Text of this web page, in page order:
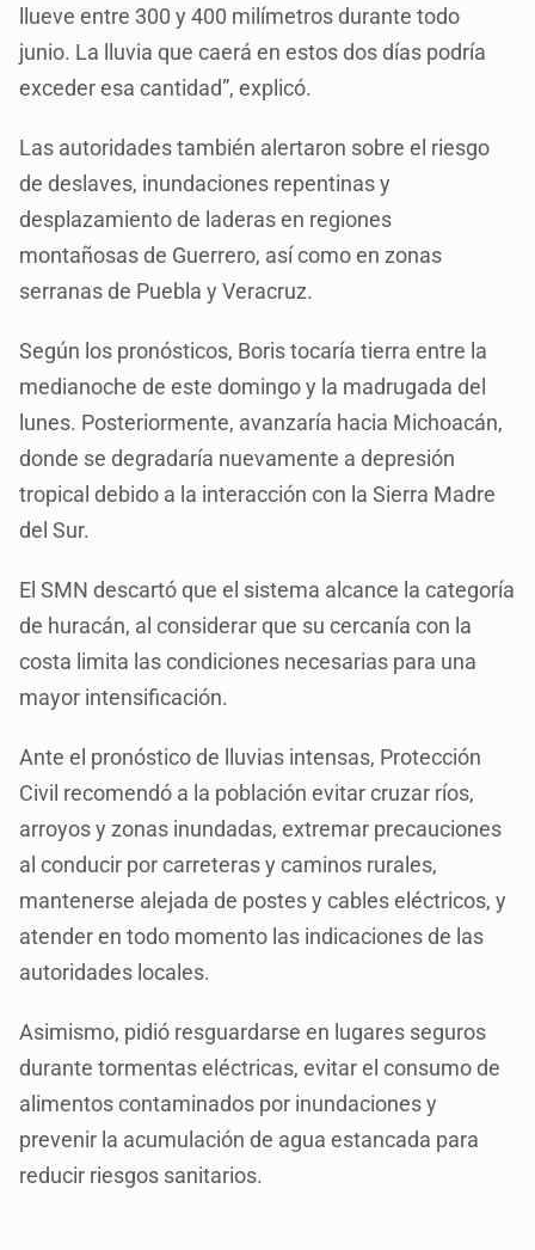
llueve entre 300 y 400 milímetros durante todo
junio. La lluvia que caerá en estos dos días podría
exceder esa cantidad”, explicó.
Las autoridades también alertaron sobre el riesgo
de deslaves, inundaciones repentinas y
desplazamiento de laderas en regiones
montañosas de Guerrero, así como en zonas
serranas de Puebla y Veracruz.
Según los pronósticos, Boris tocaría tierra entre la
medianoche de este domingo y la madrugada del
lunes. Posteriormente, avanzaría hacia Michoacán,
donde se degradaría nuevamente a depresión
tropical debido a la interacción con la Sierra Madre
del Sur.
El SMN descartó que el sistema alcance la categoría
de huracán, al considerar que su cercanía con la
costa limita las condiciones necesarias para una
mayor intensificación.
Ante el pronóstico de lluvias intensas, Protección
Civil recomendó a la población evitar cruzar ríos,
arroyos y zonas inundadas, extremar precauciones
al conducir por carreteras y caminos rurales,
mantenerse alejada de postes y cables eléctricos, y
atender en todo momento las indicaciones de las
autoridades locales.
Asimismo, pidió resguardarse en lugares seguros
durante tormentas eléctricas, evitar el consumo de
alimentos contaminados por inundaciones y
prevenir la acumulación de agua estancada para
reducir riesgos sanitarios.